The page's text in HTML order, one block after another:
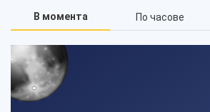
В момента По часове